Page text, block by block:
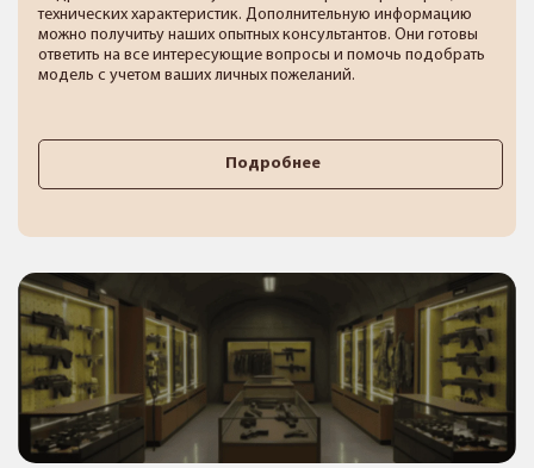
технических характеристик. Дополнительную информацию
можно получитьу наших опытных консультантов. Они готовы
ответить на все интересующие вопросы и помочь подобрать
модель с учетом ваших личных пожеланий.
Подробнее